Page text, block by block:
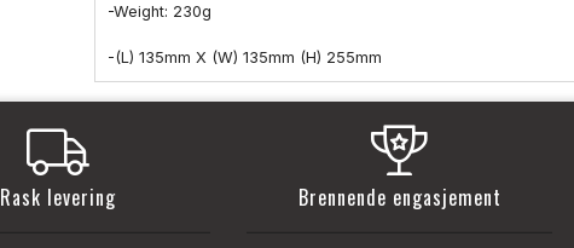
-Weight: 230g
-(L) 135mm X (W) 135mm (H) 255mm
Rask levering Brennende engasjement